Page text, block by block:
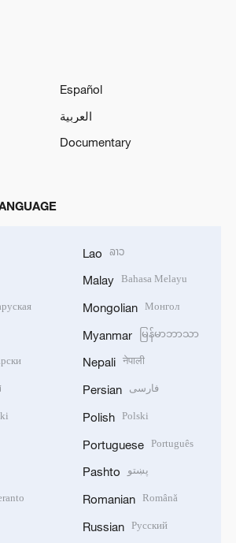
Español
العربية
Documentary
Lao ລາວ
Malay Bahasa Melayu
Mongolian Монгол
Myanmar မြန်မာဘာသာ
Nepali नेपाली
Persian فارسی
Polish Polski
Portuguese Português
Pashto پښتو
Romanian Română
Russian Русский